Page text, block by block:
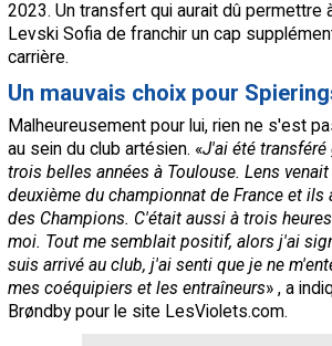
2023. Un transfert qui aurait dû permettre
Levski Sofia de franchir un cap
carrière.
Un mauvais choix pour
Malheureusement pour lui, rien ne s'est
au sein du club artésien. «J'ai été
trois belles années à Toulouse. Lens
deuxième du championnat de France et ils
des Champions. C'était aussi à trois
moi. Tout me semblait positif, alors j'ai
suis arrivé au club, j'ai senti que je ne
mes coéquipiers et les entraîneurs» , a
Brøndby pour le site LesViolets.com.